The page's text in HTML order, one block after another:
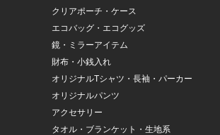
クリアポーチ・ケース
エコバッグ・エコグッズ
鏡・ミラーアイテム
財布・小銭入れ
オリジナルTシャツ・長袖・パーカー
オリジナルパンツ
アクセサリー
タオル・ブランケット・生地系